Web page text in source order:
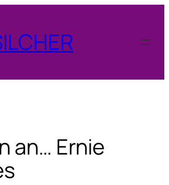
an… Ernie